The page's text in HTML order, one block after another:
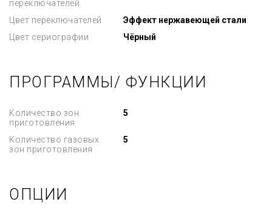
переключателей
Цвет переключателей
Эффект нержавеющей стали
Цвет сериографии
Чёрный
ПРОГРАММЫ/ ФУНКЦИИ
Количество зон
приготовления
5
Количество газовых
зон приготовления
5
ОПЦИИ